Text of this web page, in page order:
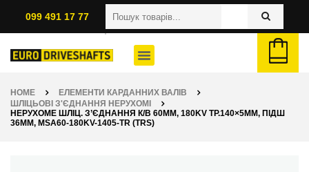
099 491 17 77
HOME
ЕЛЕМЕНТИ КАРДАННИХ ВАЛІВ
ШЛІЦЬОВІ З'ЄДНАННЯ НЕРУХОМІ
НЕРУХОМЕ ШЛІЦ. З’ЄДНАННЯ К/В 60ММ, 180KV ТР.140×5ММ, ПІДШ
36ММ, MSA60-180KV-1405-TR (TRS)